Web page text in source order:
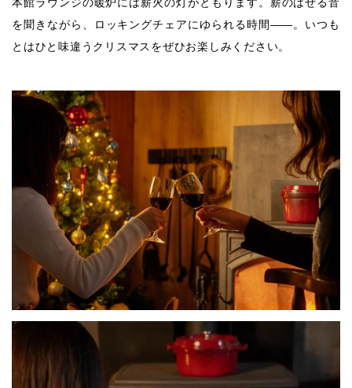
を聞きながら、ロッキングチェアにゆられる時間――。いつも
とはひと味違うクリスマスをぜひお楽しみください。